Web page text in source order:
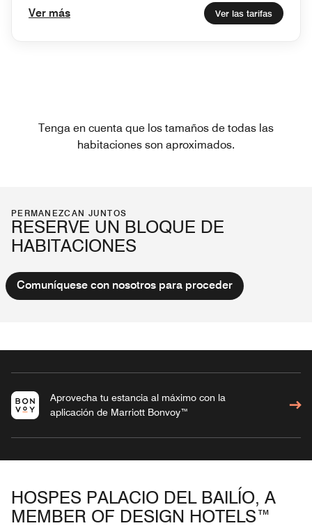
Ver más Ver las tarifas
Tenga en cuenta que los tamaños de todas las
habitaciones son aproximados.
PERMANEZCAN JUNTOS
RESERVE UN BLOQUE DE
HABITACIONES
Comuníquese con nosotros para proceder
Aprovecha tu estancia al máximo con la
aplicación de Marriott Bonvoy™
HOSPES PALACIO DEL BAILÍO, A
MEMBER OF DESIGN HOTELS™